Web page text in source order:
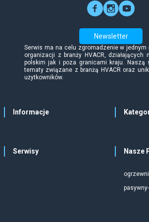
Newsletter
Serwis ma na celu zgromadzenie w
organizacji z branży HVACR, działających
polskim jak i poza granicami kraju. Naszą
tematy związane z branżą HVACR oraz
użytkowników.
Informacje
Serwisy Nasze